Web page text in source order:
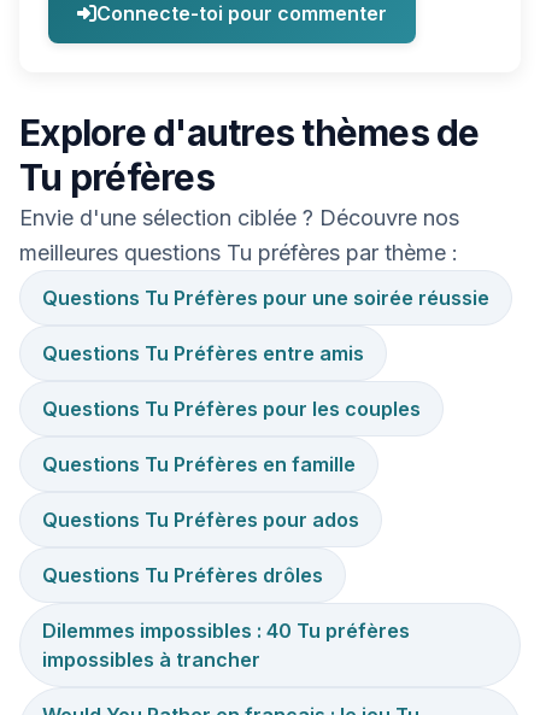
Connecte-toi pour commenter
Explore d'autres thèmes de
Tu préfères
Envie d'une sélection ciblée ? Découvre nos
meilleures questions Tu préfères par thème :
Questions Tu Préfères pour une soirée réussie
Questions Tu Préfères entre amis
Questions Tu Préfères pour les couples
Questions Tu Préfères en famille
Questions Tu Préfères pour ados
Questions Tu Préfères drôles
Dilemmes impossibles : 40 Tu préfères
impossibles à trancher